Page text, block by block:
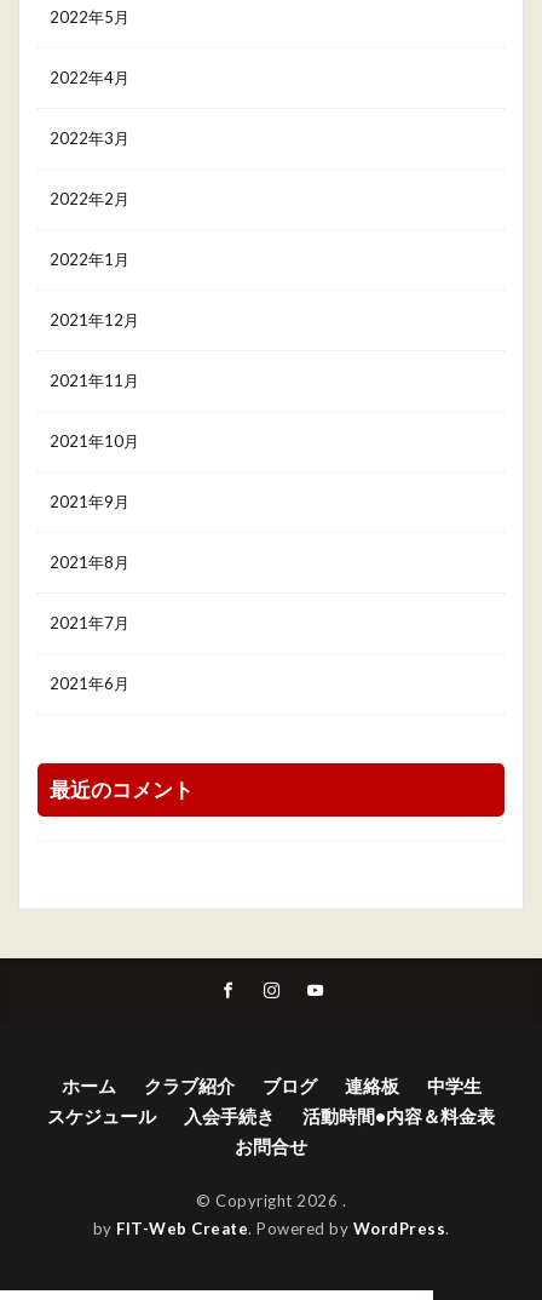
2022年5月
2022年4月
2022年3月
2022年2月
2022年1月
2021年12月
2021年11月
2021年10月
2021年9月
2021年8月
2021年7月
2021年6月
最近のコメント
ホーム クラブ紹介 ブログ 連絡板
中学生
スケジュール
入会手続き
活動時間•内容＆料金表
お問合せ
© Copyright 2026 .
by FIT-Web Create. Powered by WordPress.